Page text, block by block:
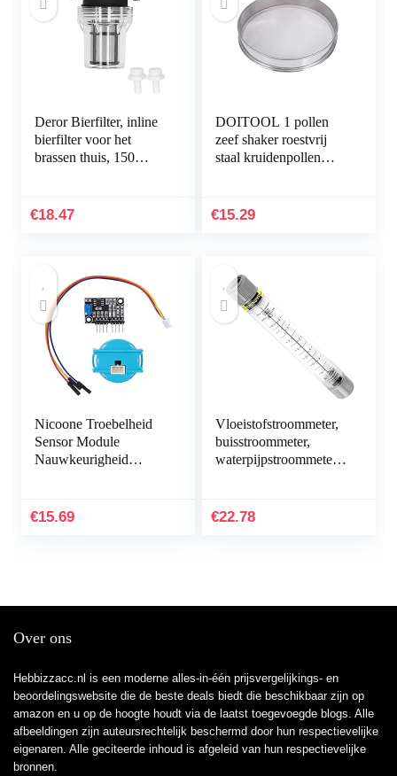
Deror Bierfilter, inline
bierfilter voor het
brassen thuis, 150
water en bier.
€18.47
DOITOOL 1 pollen
zeef shaker roestvrij
staal kruidenpollen
diameter)
€15.29
Nicoone Troebelheid
Sensor Module
Nauwkeurigheid
Tsâ€‘ 300B
€15.69
Vloeistofstroommeter,
buisstroommeter,
waterpijpstroommeter,
hardwaretools
€22.78
Over ons
Hebbizzacc.nl is een moderne alles-in-één prijsvergelijkings- en
beoordelingswebsite die de beste deals biedt die beschikbaar zijn op
amazon en u op de hoogte houdt via de laatst toegevoegde blogs. Alle
afbeeldingen zijn auteursrechtelijk beschermd door hun respectievelijke
eigenaren. Alle geciteerde inhoud is afgeleid van hun respectievelijke
bronnen.